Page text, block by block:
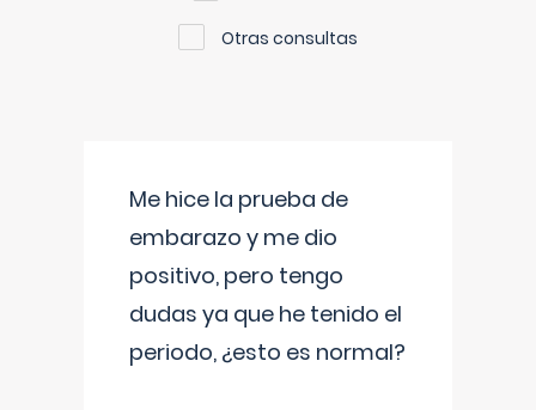
Otras consultas
Me hice la prueba de
embarazo y me dio
positivo, pero tengo
dudas ya que he tenido el
periodo, ¿esto es normal?